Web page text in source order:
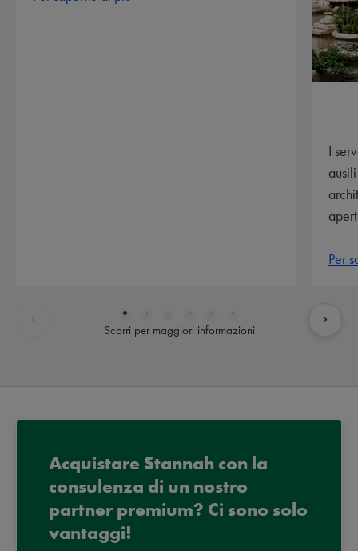
I
Per
Scorri per maggiori informazioni
Acquistare Stannah con la
consulenza di un nostro
partner premium? Ci sono solo
vantaggi!